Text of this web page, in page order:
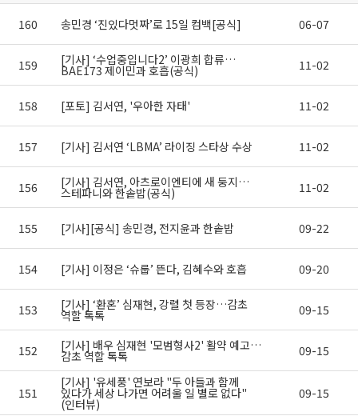
160 송민경 ‘진있다멋짜’로 15일 컴백[공식] 06-07
159 [기사] ‘수업중입니다2’ 이광희 합류…
BAE173 제이민과 호흡(공식) 11-02
158 [포토] 김서연, '우아한 자태' 11-02
157 [기사] 김서연 ‘LBMA’ 라이징 스타상 수상 11-02
156 [기사] 김서연, 아츠로이엔티에 새 둥지…
스테파니와 한솥밥(공식) 11-02
155 [기사][공식] 송민경, 전지윤과 한솥밥 09-22
154 [기사] 이정은 ‘슈룹’ 뜬다, 김혜수와 호흡 09-20
153 [기사] ‘환혼’ 심재현, 강렬 첫 등장…감초
역할 톡톡 09-15
152 [기사] 배우 심재현 '모범형사2' 활약 예고…
감초 역할 톡톡 09-15
151
[기사] '유세풍' 연보라 "두 아들과 함께
있다가 세상 나가면 어려울 일 별로 없다"
(인터뷰)
09-15